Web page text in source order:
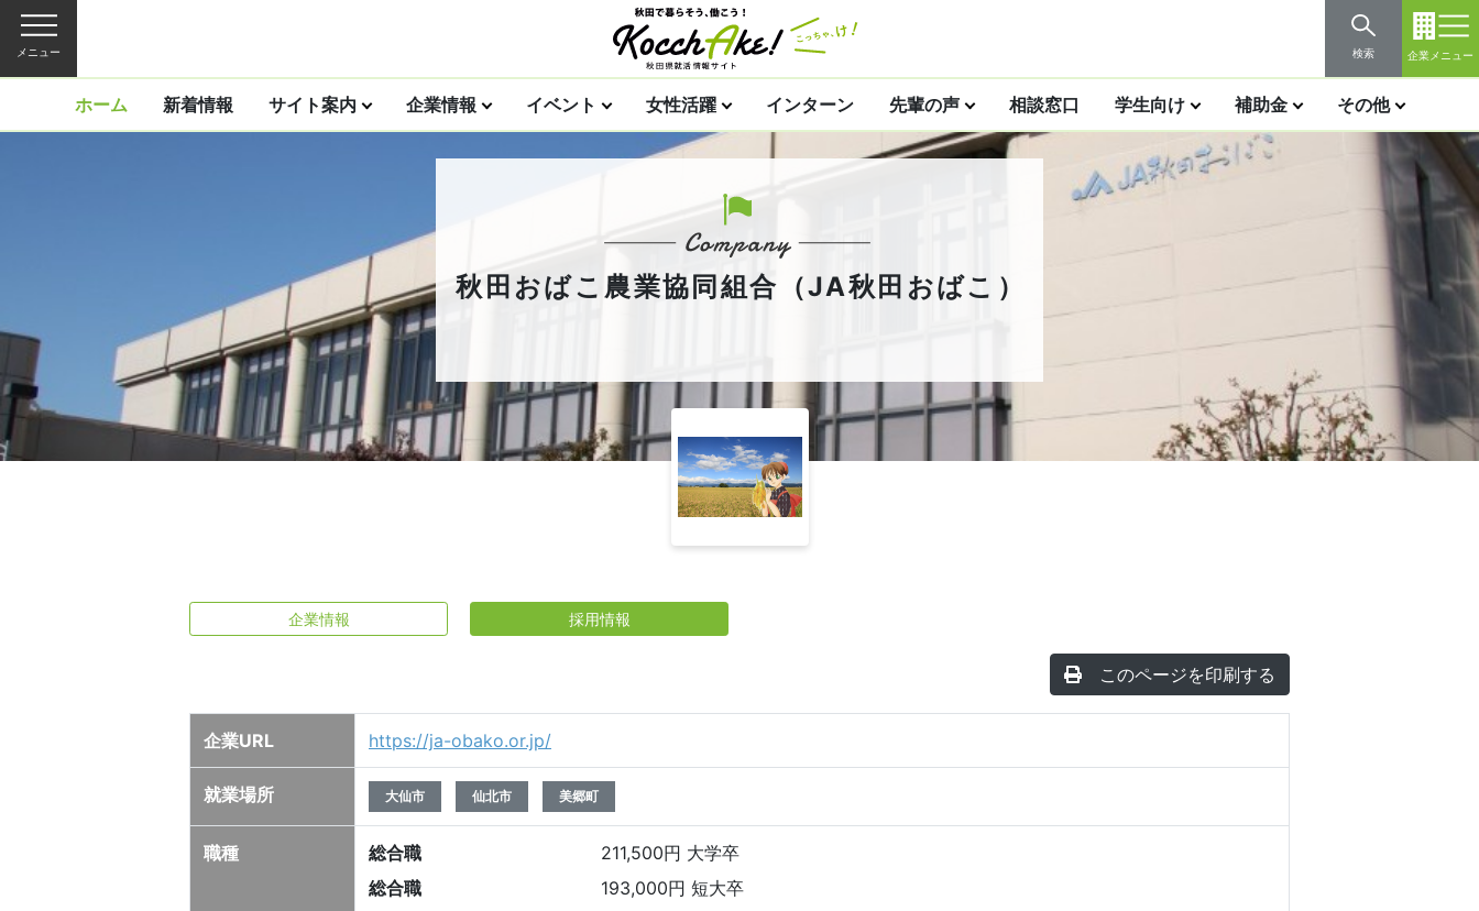
メニュー 検索 企業メニュー
ホーム 新着情報 サイト案内 企業情報 イベント 女性活躍 インターン 先輩の声 相談窓口 学生向け 補助金 その他
秋田おばこ農業協同組合（JA秋田おばこ）
企業情報 採用情報
このページを印刷する
企業URL https://ja-obako.or.jp/
就業場所 大仙市 仙北市 美郷町
職種 総合職
211,500円 大学卒
総合職
193,000円 短大卒